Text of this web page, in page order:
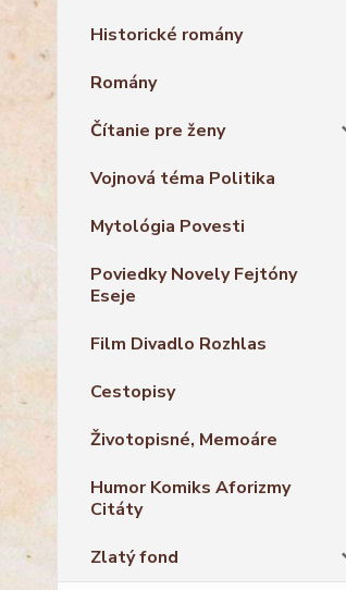
Historické romány
Romány
Čítanie pre ženy
Vojnová téma Politika
Mytológia Povesti
Poviedky Novely Fejtóny
Eseje
Film Divadlo Rozhlas
Cestopisy
Životopisné, Memoáre
Humor Komiks Aforizmy
Citáty
Zlatý fond